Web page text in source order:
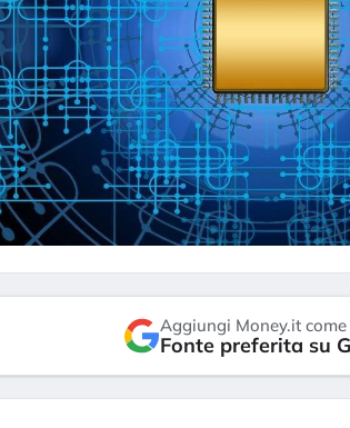
Aggiungi Money.it come
Fonte preferita su 3